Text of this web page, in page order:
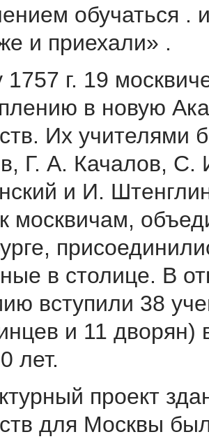
обучаться .
и приехали» .
1757 г. 19
в новую
Их учителями
Г. А. Качалов, С.
и И.
к москвичам,
в столице. В
вступили 38
и 11 дворян)
лет.
проект
для Москвы